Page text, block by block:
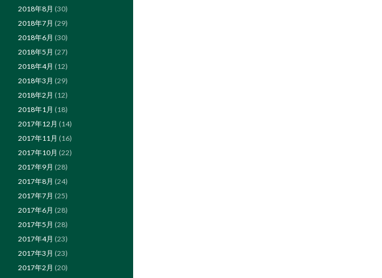
2018年8月 (30)
2018年7月 (29)
2018年6月 (30)
2018年5月 (27)
2018年4月 (12)
2018年3月 (29)
2018年2月 (12)
2018年1月 (18)
2017年12月 (14)
2017年11月 (16)
2017年10月 (22)
2017年9月 (28)
2017年8月 (24)
2017年7月 (25)
2017年6月 (28)
2017年5月 (28)
2017年4月 (23)
2017年3月 (23)
2017年2月 (20)